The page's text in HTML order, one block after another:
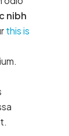
nibh
this is